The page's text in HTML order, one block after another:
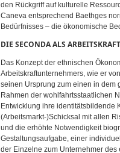
den Rückgriff auf kulturelle
Caneva entsprechend Baethges
Bedürfnisses – die ökonomische
DIE SECONDA ALS
Das Konzept der ethnischen
Arbeitskraftunternehmers, wie er
seinen Ursprung zum einen in dem
Rahmen der wohlfahrtsstaatlichen
Entwicklung ihre identitätsbildende
(Arbeitsmarkt-)Schicksal mit allen
und die erhöhte Notwendigkeit
Gestaltungsaufgabe, einer
der Einzelne zum Unternehmer